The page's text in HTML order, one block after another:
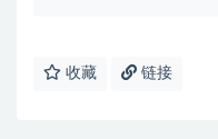
收藏 链接